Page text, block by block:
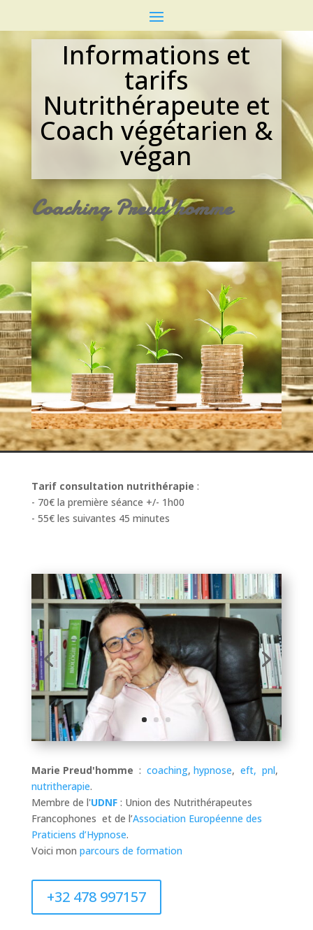
Informations et
tarifs
Nutrithérapeute et
Coach végétarien &
végan
Coaching Preud'homme
Tarif consultation nutrithérapie :
- 70€ la première séance +/- 1h00
- 55€ les suivantes 45 minutes
Marie Preud'homme : coaching, hypnose, eft, pnl,
nutritherapie.
Membre de l'UDNF: Union des Nutrithérapeutes
Francophones et de l’Association Européenne des
Praticiens d’Hypnose.
Voici mon parcours de formation
+32 478 997157